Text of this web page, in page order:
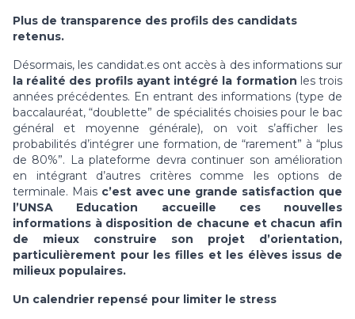
Plus de transparence des profils des candidats
retenus.
Désormais, les candidat.es ont accès à des informations sur
la réalité des profils ayant intégré la formation les trois
années précédentes. En entrant des informations (type de
baccalauréat, “doublette” de spécialités choisies pour le bac
général et moyenne générale), on voit s’afficher les
probabilités d’intégrer une formation, de “rarement” à “plus
de 80%”. La plateforme devra continuer son amélioration
en intégrant d’autres critères comme les options de
terminale. Mais c’est avec une grande satisfaction que
l’UNSA Education accueille ces nouvelles
informations à disposition de chacune et chacun afin
de mieux construire son projet d’orientation,
particulièrement pour les filles et les élèves issus de
milieux populaires.
Un calendrier repensé pour limiter le stress